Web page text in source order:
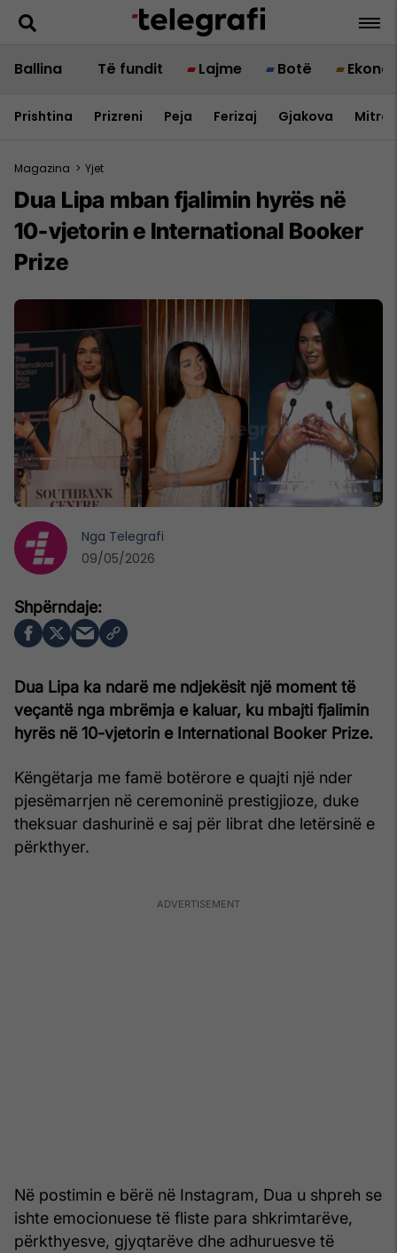
Ballina Të fundit Lajme Botë
Prishtina Prizreni Peja Ferizaj Gjakova
Magazina > Yjet
Dua Lipa mban fjalimin hyrës në
10-vjetorin e International Booker
Prize
Dua Lipa ka ndarë me ndjekësit një moment të
veçantë nga mbrëmja e kaluar, ku mbajti fjalimin
hyrës në 10-vjetorin e International Booker Prize.
Këngëtarja me famë botërore e quajti një nder
pjesëmarrjen në ceremoninë prestigjioze, duke
theksuar dashurinë e saj për librat dhe letërsinë e
përkthyer.
Në postimin e bërë në Instagram, Dua u shpreh se
ishte emocionuese të fliste para shkrimtarëve,
përkthyesve, gjyqtarëve dhe adhuruesve të
Nga Telegrafi
09/05/2026